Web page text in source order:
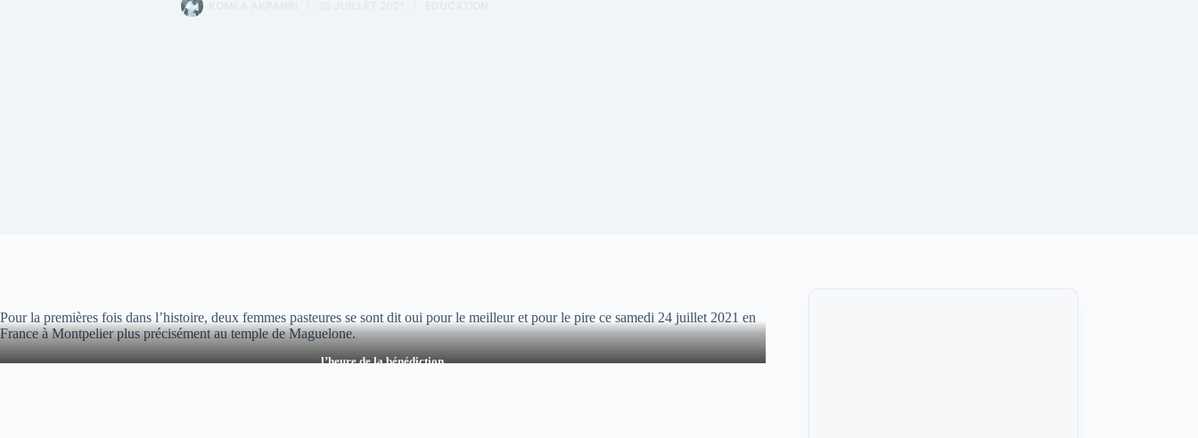
Pour la premières fois dans l’histoire, deux femmes pasteures se sont dit oui pour le meilleur et pour le pire ce samedi 24 juillet 2021 en
France à Montpelier plus précisément au temple de Maguelone.
l’heure de la bénédiction